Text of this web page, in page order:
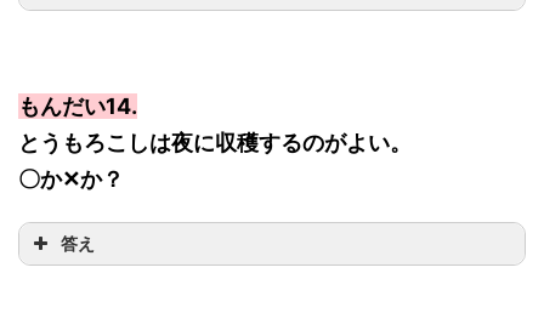
もんだい14.
とうもろこしは夜に収穫するのがよい。
〇か✕か？
答え